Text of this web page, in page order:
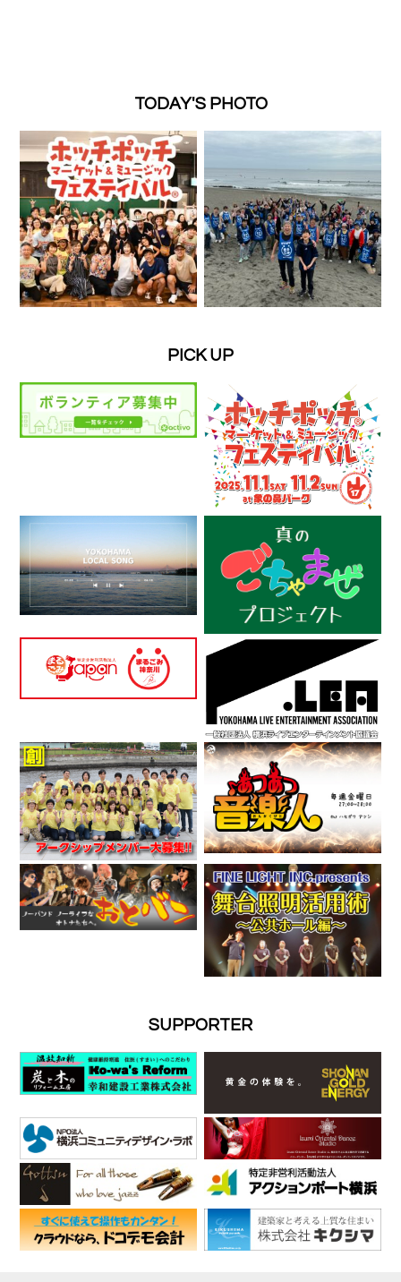
TODAY'S PHOTO
PICK UP
SUPPORTER